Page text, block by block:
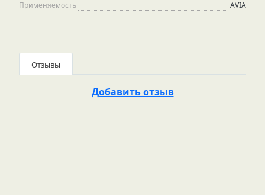
Применяемость
AVIA
Отзывы
Добавить отзыв